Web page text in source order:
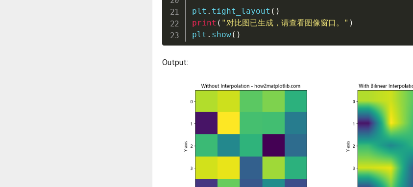
plt . tight_layout ( )
print ( "对比图已生成，请查看图像窗口。" )
plt . show( )
Output: